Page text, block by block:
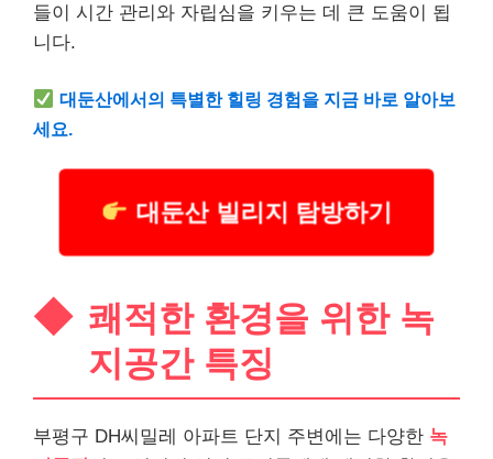
들이 시간 관리와 자립심을 키우는 데 큰 도움이 됩
니다.
대둔산에서의 특별한 힐링 경험을 지금 바로 알아보
세요.
대둔산 빌리지 탐방하기
쾌적한 환경을 위한 녹
지공간 특징
부평구 DH씨밀레 아파트 단지 주변에는 다양한 녹